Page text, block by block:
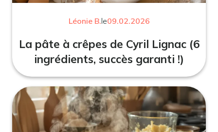
Léonie B.le09.02.2026
La pâte à crêpes de Cyril Lignac (6
ingrédients, succès garanti !)